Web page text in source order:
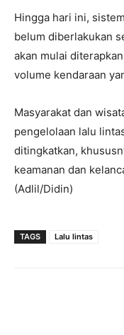
Hingga hari ini,
belum diberlakukan
akan mulai
volume kendaraan
Masyarakat dan
pengelolaan lalu
ditingkatkan,
keamanan dan
(Adlil/Didin)
TAGS Lalu lintas